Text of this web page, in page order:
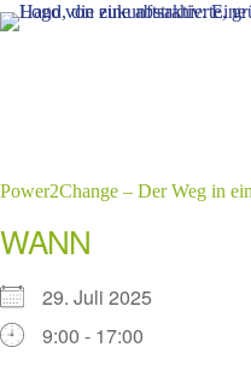
Zum
Inhalt
Power2Change – Der Weg in
WANN
29. Juli 2025
9:00 - 17:00